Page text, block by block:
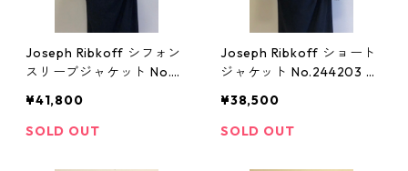
Joseph Ribkoff シフォン
スリーブジャケット No.23
フリブコフ 黒
¥41,800
SOLD OUT
Joseph Ribkoff ショート
ジャケット No.244203 ブ
コフ 黒
¥38,500
SOLD OUT